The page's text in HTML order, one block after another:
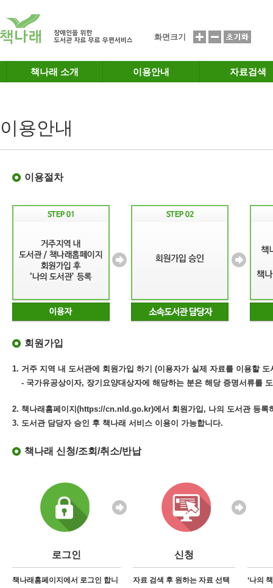
화면크기
책나래 소개 이용안내 자료검색
이용안내
이용절차
회원가입
1. 거주 지역 내 도서관에 회원가입 하기 (이용자가 실제 자료를 이용할 도
- 국가유공상이자, 장기요양대상자에 해당하는 분은 해당 증명서류를
2. 책나래홈페이지(https://cn.nld.go.kr)에서 회원가입, 나의 도서관 등록
3. 도서관 담당자 승인 후 책나래 서비스 이용이 가능합니다.
책나래 신청/조회/취소/반납
로그인
책나래홈페이지에서 로그인 합니
신청
자료 검색 후 원하는 자료 선택
‘나의